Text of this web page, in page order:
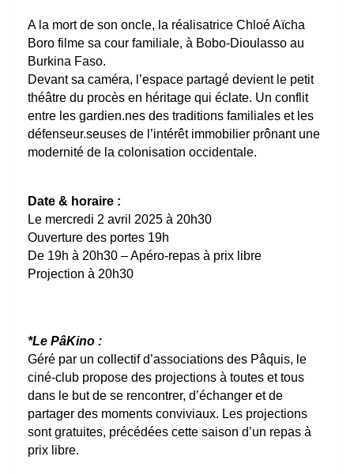
A la mort de son oncle, la réalisatrice Chloé Aïcha
Boro filme sa cour familiale, à Bobo-Dioulasso au
Burkina Faso.
Devant sa caméra, l’espace partagé devient le petit
théâtre du procès en héritage qui éclate. Un conflit
entre les gardien.nes des traditions familiales et les
défenseur.seuses de l’intérêt immobilier prônant une
modernité de la colonisation occidentale.
Date & horaire :
Le mercredi 2 avril 2025 à 20h30
Ouverture des portes 19h
De 19h à 20h30 – Apéro-repas à prix libre
Projection à 20h30
*Le PâKino :
Géré par un collectif d’associations des Pâquis, le
ciné-club propose des projections à toutes et tous
dans le but de se rencontrer, d’échanger et de
partager des moments conviviaux. Les projections
sont gratuites, précédées cette saison d’un repas à
prix libre.